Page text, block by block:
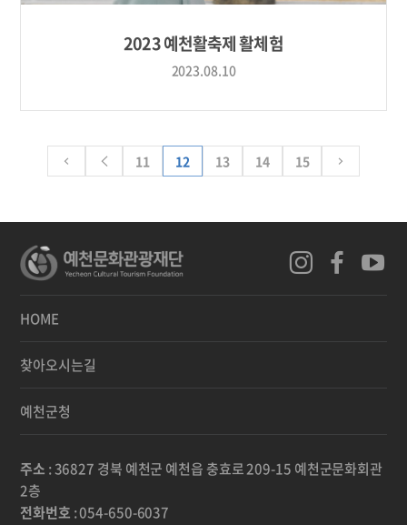
2023 예천활축제 활체험
2023.08.10
11 12 13 14 15
HOME
찾아오시는길
예천군청
주소 : 36827 경북 예천군 예천읍 충효로 209-15 예천군문화회관
2층
전화번호 : 054-650-6037